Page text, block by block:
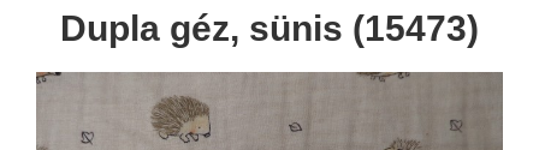
Dupla géz, sünis (15473)